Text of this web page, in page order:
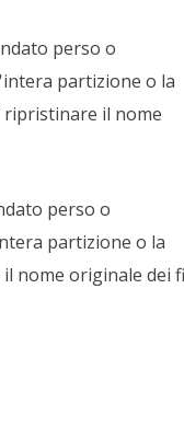
perso o
partizione o la
ripristinare il nome
perso o
partizione o la
nome originale dei